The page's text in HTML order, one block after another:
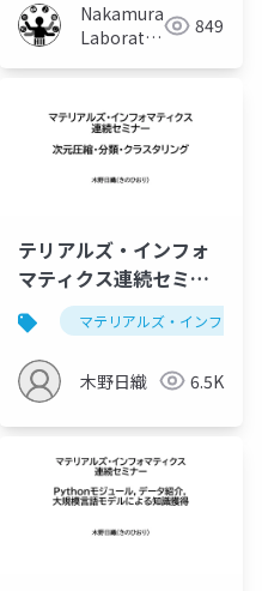
Nakamura
Laboratory
849
サブスクリプション
テリアルズ・インフォ
マティクス連続セミナ
ー，次元圧縮、分類、
クラスタリング，LLM
によるソースコード作
成
マテリアルズ・インフォマ
木野日織 6.5K